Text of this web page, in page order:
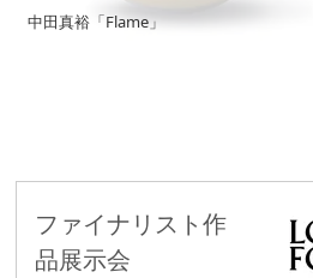
中田真裕「Flame」
ファイナリスト作
品展示会